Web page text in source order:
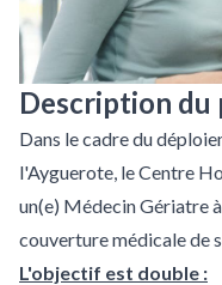
Description du
Dans le cadre du
l'Ayguerote, le Centre
un(e) Médecin Gériatre
couverture médicale de
L'objectif est double :